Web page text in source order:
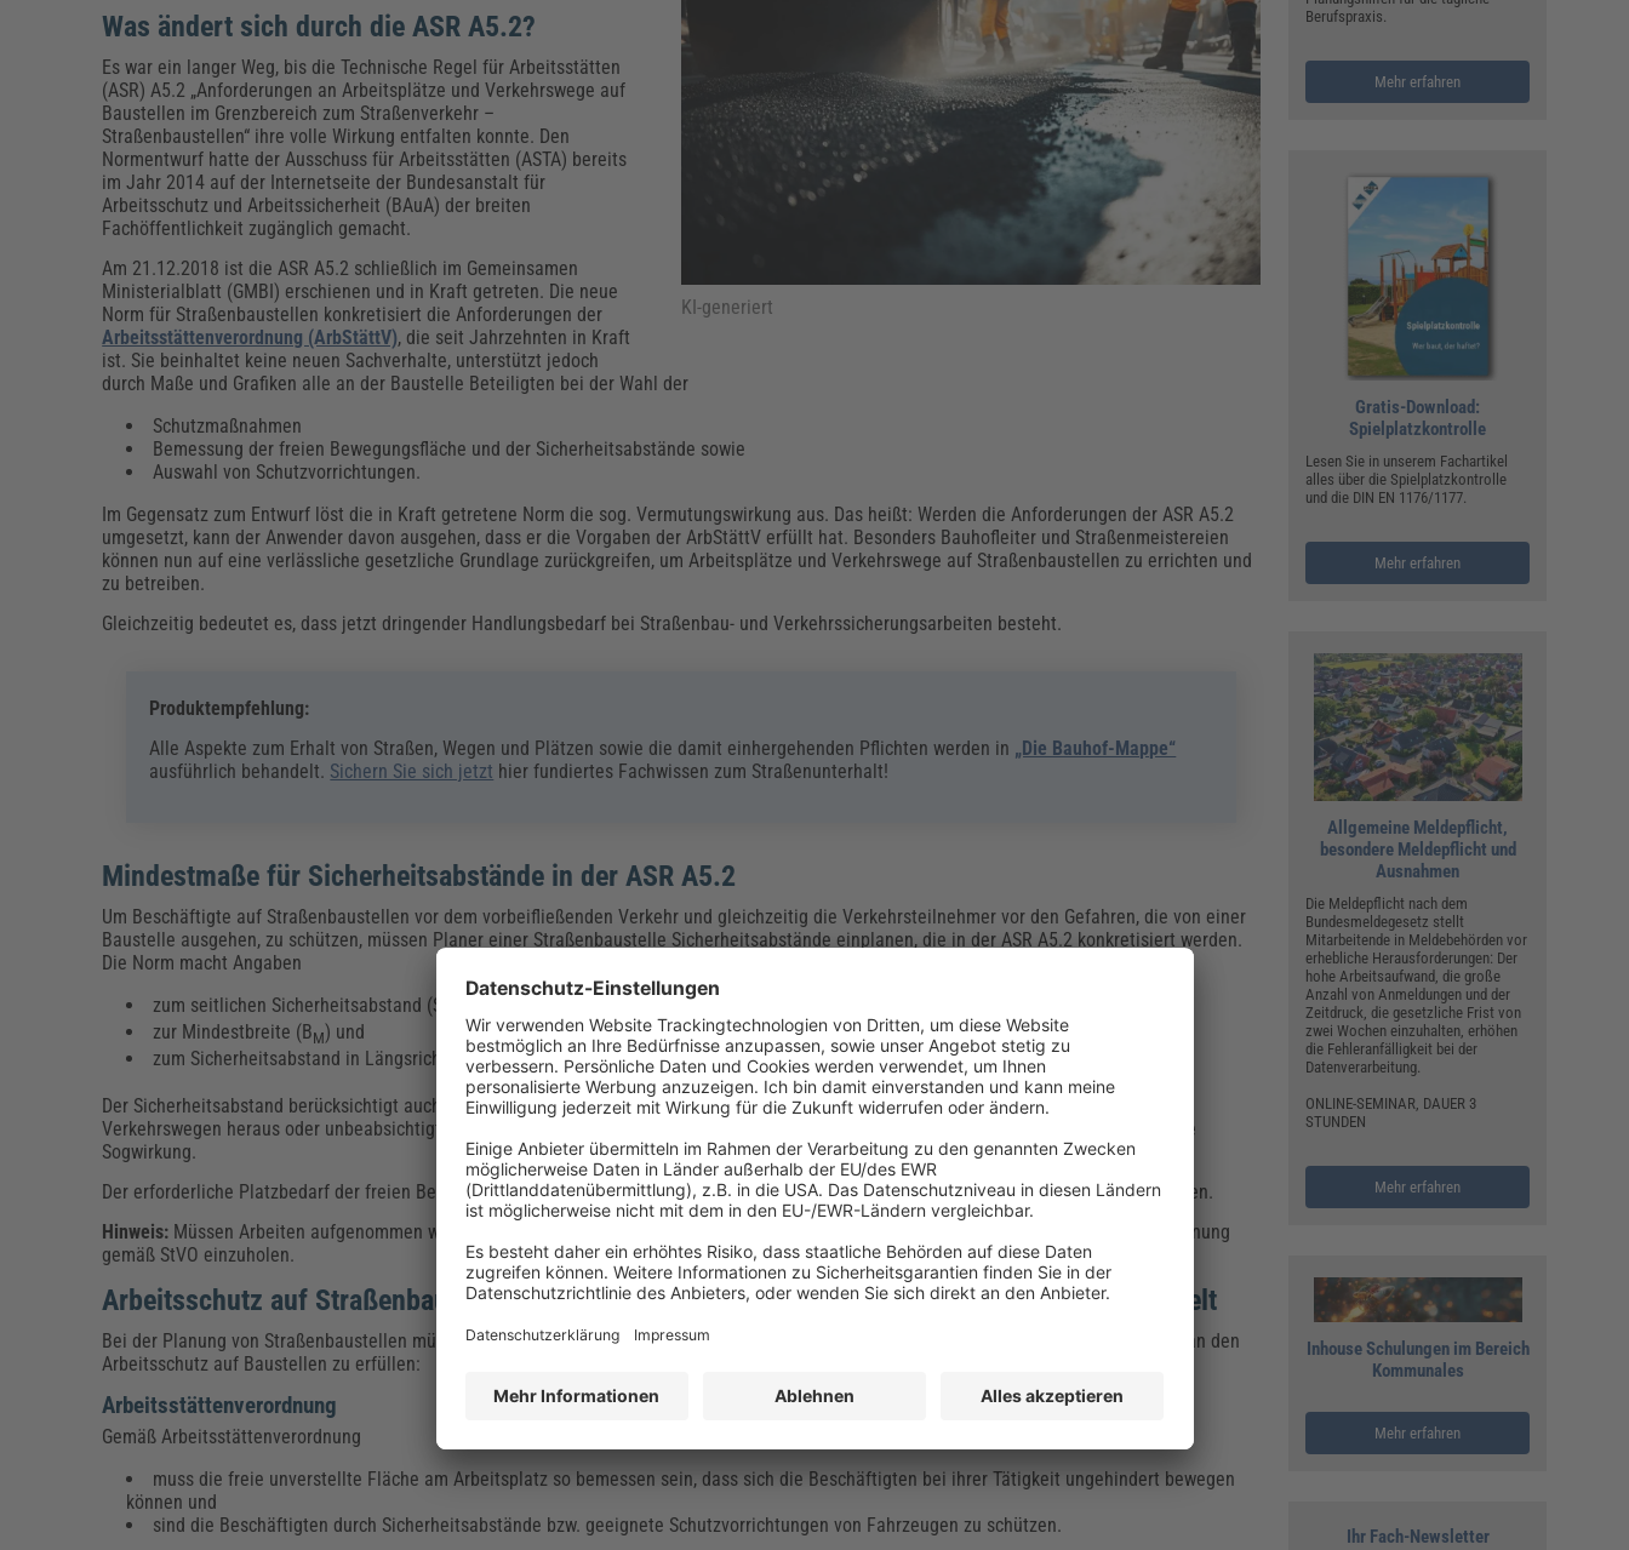
Energie & Umwelt
Führung & Management
Gesundheit & Pflege
Kommunales
Fachpublikationen & Arbeitshilfen
Bauhof
Hausmeister & Haustechnik
Grünflächen
Recht, Sicherheit & Ordnung
Vergaberecht
Verkehrsrecht
Weiterbildungen (AKADEMIE HERKERT)
Bau, Immobilien & Gebäudemanagement Kommunales
Künstliche Intelligenz
Weiterbildungen (AKADEMIE HERKERT)
Künstliche Intelligenz
Personalmanagement
Fachpublikationen & Arbeitshilfen
Personalwesen Weiterbildungen (AKADEMIE HERKERT)
Personal, Ausbildung & Recht
Reisekosten und Finanzen
Weiterbildungen (AKADEMIE HERKERT)
Reisekosten & Finanzen
Zoll und Export
Fachpublikationen & Arbeitshilfen
Zollabwicklung & Exportabwicklung
Zoll & Export
KI-generiert
Was ändert sich durch die ASR A5.2?
Es war ein langer Weg, bis die Technische Regel für Arbeitsstätten
(ASR) A5.2 „Anforderungen an Arbeitsplätze und Verkehrswege auf
Baustellen im Grenzbereich zum Straßenverkehr –
Straßenbaustellen“ ihre volle Wirkung entfalten konnte. Den
Normentwurf hatte der Ausschuss für Arbeitsstätten (ASTA) bereits
im Jahr 2014 auf der Internetseite der Bundesanstalt für
Arbeitsschutz und Arbeitssicherheit (BAuA) der breiten
Fachöffentlichkeit zugänglich gemacht.
Am 21.12.2018 ist die ASR A5.2 schließlich im Gemeinsamen
Ministerialblatt (GMBI) erschienen und in Kraft getreten. Die neue
Norm für Straßenbaustellen konkretisiert die Anforderungen der
Arbeitsstättenverordnung (ArbStättV), die seit Jahrzehnten in Kraft
ist. Sie beinhaltet keine neuen Sachverhalte, unterstützt jedoch
durch Maße und Grafiken alle an der Baustelle Beteiligten bei der Wahl der
Schutzmaßnahmen
Bemessung der freien Bewegungsfläche und der Sicherheitsabstände sowie
Auswahl von Schutzvorrichtungen.
Im Gegensatz zum Entwurf löst die in Kraft getretene Norm die sog. Vermutungswirkung aus. Das heißt: Werden die Anforderungen der ASR A5.2
umgesetzt, kann der Anwender davon ausgehen, dass er die Vorgaben der ArbStättV erfüllt hat. Besonders Bauhofleiter und Straßenmeistereien
können nun auf eine verlässliche gesetzliche Grundlage zurückgreifen, um Arbeitsplätze und Verkehrswege auf Straßenbaustellen zu errichten und
zu betreiben.
Gleichzeitig bedeutet es, dass jetzt dringender Handlungsbedarf bei Straßenbau- und Verkehrssicherungsarbeiten besteht.
Produktempfehlung:
Alle Aspekte zum Erhalt von Straßen, Wegen und Plätzen sowie die damit einhergehenden Pflichten werden in „Die Bauhof-Mappe“
ausführlich behandelt. Sichern Sie sich jetzt hier fundiertes Fachwissen zum Straßenunterhalt!
Mindestmaße für Sicherheitsabstände in der ASR A5.2
Um Beschäftigte auf Straßenbaustellen vor dem vorbeifließenden Verkehr und gleichzeitig die Verkehrsteilnehmer vor den Gefahren, die von einer
Baustelle ausgehen, zu schützen, müssen Planer einer Straßenbaustelle Sicherheitsabstände einplanen, die in der ASR A5.2 konkretisiert werden.
Die Norm macht Angaben
zum seitlichen Sicherheitsabstand (S
zur Mindestbreite (BM) und
zum Sicherheitsabstand in Längsrichtung (SL).
Der Sicherheitsabstand berücksichtigt auch z. B. unbeabsichtigte Bewegungen von Beschäftigten aus dem Bereich von Arbeitsplätzen und
Verkehrswegen heraus oder unbeabsichtigte Fahrbewegungen des fließenden Verkehrs sowie die mit höherer Geschwindigkeit zunehmende
Sogwirkung.
Der erforderliche Platzbedarf der freien Bewegungsfläche muss im Rahmen einerGefährdungsbeurteilungermittelt und dokumentiert werden.
Hinweis: Müssen Arbeiten aufgenommen werden, die sich auf den öffentlichen Straßenverkehr auswirken, ist eine verkehrsrechtliche Anordnung
gemäß StVO einzuholen.
Arbeitsschutz auf Straßenbaustellen wird in unterschiedlichen rechtlichen Vorschriften geregelt
Bei der Planung von Straßenbaustellen müssen Bauhofleiter unterschiedliche rechtliche Vorgaben berücksichtigen, um die Anforderungen an den
Arbeitsschutz auf Baustellen zu erfüllen:
Arbeitsstättenverordnung
Gemäß Arbeitsstättenverordnung
muss die freie unverstellte Fläche am Arbeitsplatz so bemessen sein, dass sich die Beschäftigten bei ihrer Tätigkeit ungehindert bewegen
können und
sind die Beschäftigten durch Sicherheitsabstände bzw. geeignete Schutzvorrichtungen von Fahrzeugen zu schützen.
Berufspraxis.
Mehr erfahren
Gratis-Download:
Spielplatzkontrolle
Lesen Sie in unserem Fachartikel
alles über die Spielplatzkontrolle
und die DIN EN 1176/1177.
Mehr erfahren
Allgemeine Meldepflicht,
besondere Meldepflicht und
Ausnahmen
Die Meldepflicht nach dem
Bundesmeldegesetz stellt
Mitarbeitende in Meldebehörden vor
erhebliche Herausforderungen: Der
hohe Arbeitsaufwand, die große
Anzahl von Anmeldungen und der
Zeitdruck, die gesetzliche Frist von
zwei Wochen einzuhalten, erhöhen
die Fehleranfälligkeit bei der
Datenverarbeitung.
ONLINE-SEMINAR, DAUER 3
STUNDEN
Mehr erfahren
Inhouse Schulungen im Bereich
Kommunales
Mehr erfahren
Ihr Fach-Newsletter